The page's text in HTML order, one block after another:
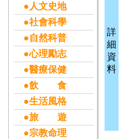
●人文史地
●社會科學
●自然科普
●心理勵志
●醫療保健
●飲 食
●生活風格
●旅 遊
●宗教命理
詳
細
資
料